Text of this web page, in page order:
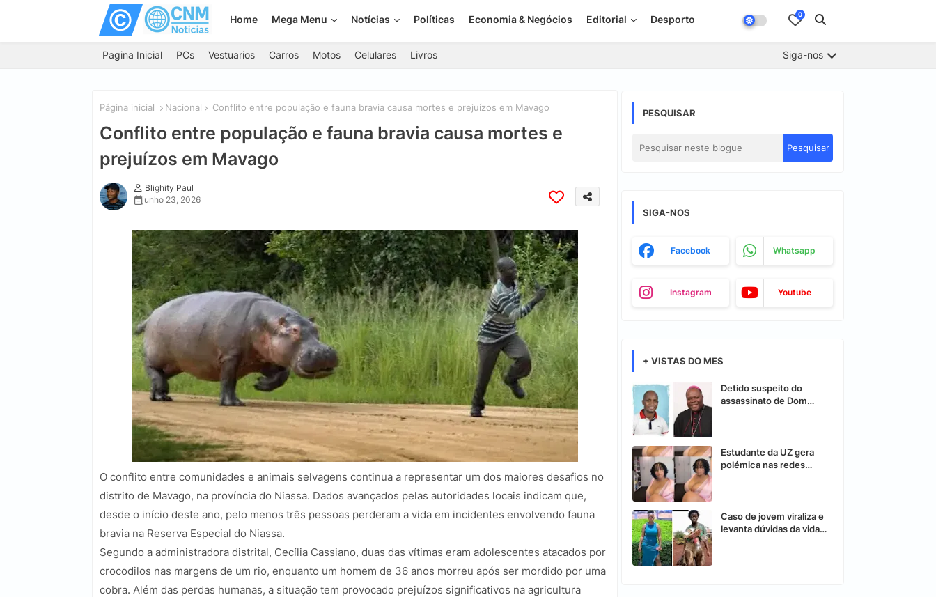
Home Mega Menu Notícias Políticas Economia & Negócios Editorial Desporto 0
Pagina Inicial PCs Vestuarios Carros Motos Celulares Livros Siga-nos
Página inicial Nacional Conflito entre população e fauna bravia causa mortes e prejuízos em Mavago
Conflito entre população e fauna bravia causa mortes e
prejuízos em Mavago
Blighity Paul
junho 23, 2026
O conflito entre comunidades e animais selvagens continua a representar um dos maiores desafios no
distrito de Mavago, na província do Niassa. Dados avançados pelas autoridades locais indicam que,
desde o início deste ano, pelo menos três pessoas perderam a vida em incidentes envolvendo fauna
bravia na Reserva Especial do Niassa.
Segundo a administradora distrital, Cecília Cassiano, duas das vítimas eram adolescentes atacados por
crocodilos nas margens de um rio, enquanto um homem de 36 anos morreu após ser mordido por uma
cobra. Além das perdas humanas, a situação tem provocado prejuízos significativos na agricultura
PESQUISAR
SIGA-NOS
Facebook Whatsapp
Instagram Youtube
+ VISTAS DO MES
Detido suspeito do
assassinato de Dom
Estudante da UZ gera
polémica nas redes
Caso de jovem viraliza e
levanta dúvidas da vida